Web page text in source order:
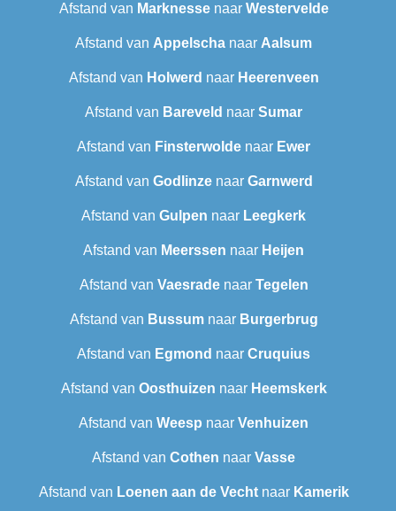
Afstand van Marknessenaar Westervelde
Afstand van Appelscha naar Aalsum
Afstand van Holwerd naar Heerenveen
Afstand van Bareveld naar Sumar
Afstand van Finsterwolde naar Ewer
Afstand van Godlinzenaar Garnwerd
Afstand van Gulpen naar Leegkerk
Afstand van Meerssen naar Heijen
Afstand van Vaesradenaar Tegelen
Afstand van Bussumnaar Burgerbrug
Afstand van Egmond naar Cruquius
Afstand van Oosthuizen naar Heemskerk
Afstand van Weesp naar Venhuizen
Afstand van Cothen naar Vasse
Afstand van Loenen aan de Vechtnaar Kamerik